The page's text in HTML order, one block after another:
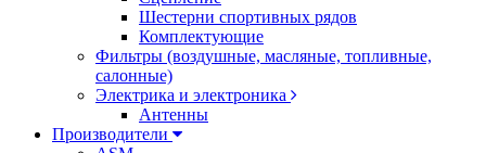
Шестерни спортивных рядов
Комплектующие
Фильтры (воздушные, масляные, топливные,
салонные)
Электрика и электроника
Антенны
Производители